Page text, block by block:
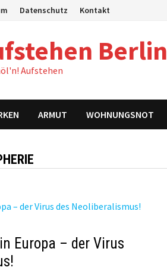
Datenschutz Kontakt
Berlin
Aufstehen
ARMUT WOHNUNGSNOT
Europa – der Virus